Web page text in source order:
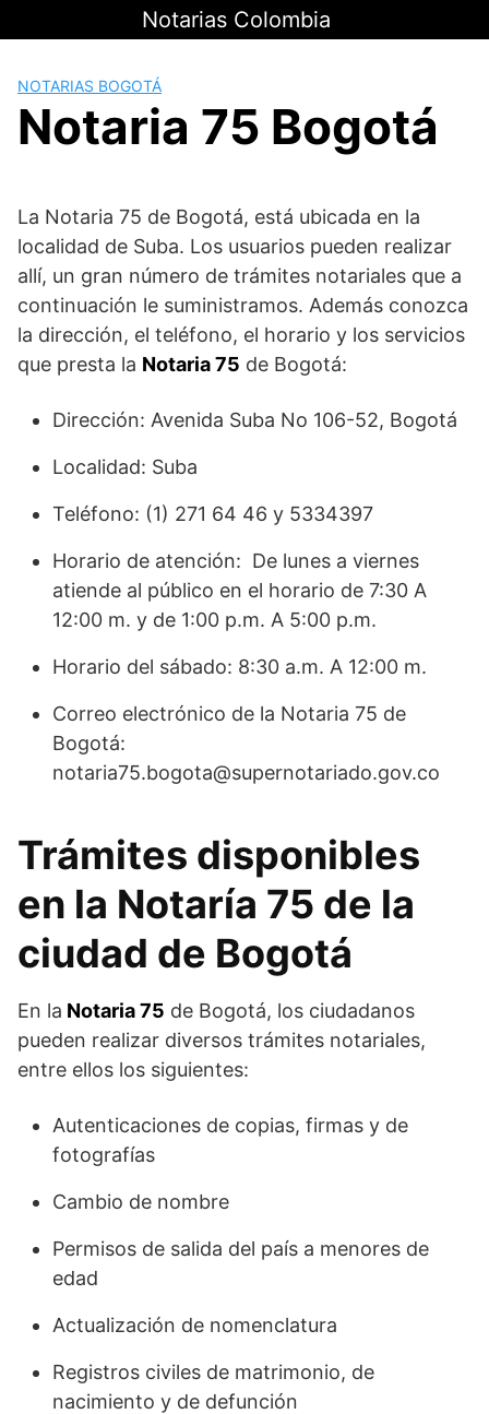
al
Notarias Colombia
NOTARIAS BOGOTÁ
Notaria 75 Bogotá
La Notaria 75 de Bogotá, está ubicada en la
localidad de Suba. Los usuarios pueden realizar
allí, un gran número de trámites notariales que a
continuación le suministramos. Además conozca
la dirección, el teléfono, el horario y los servicios
que presta la Notaria 75 de Bogotá:
Dirección: Avenida Suba No 106-52, Bogotá
Localidad: Suba
Teléfono: (1) 271 64 46 y 5334397
Horario de atención: De lunes a viernes
atiende al público en el horario de 7:30 A
12:00 m. y de 1:00 p.m. A 5:00 p.m.
Horario del sábado: 8:30 a.m. A 12:00 m.
Correo electrónico de la Notaria 75 de
Bogotá:
notaria75.bogota@supernotariado.gov.co
Trámites disponibles
en la Notaría 75 de la
ciudad de Bogotá
En la Notaria 75 de Bogotá, los ciudadanos
pueden realizar diversos trámites notariales,
entre ellos los siguientes:
Autenticaciones de copias, firmas y de
fotografías
Cambio de nombre
Permisos de salida del país a menores de
edad
Actualización de nomenclatura
Registros civiles de matrimonio, de
nacimiento y de defunción